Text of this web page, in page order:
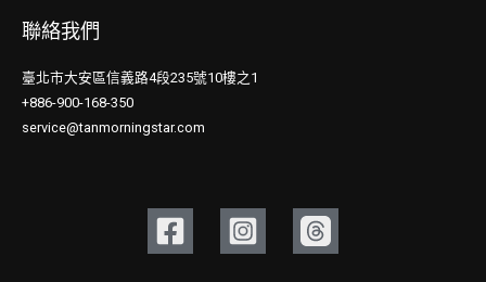
聯絡我們
臺北市大安區信義路4段235號10樓之1
+886-900-168-350
service@tanmorningstar.com